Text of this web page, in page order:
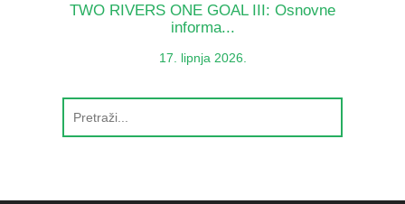
TWO RIVERS ONE GOAL III: Osnovne
informa...
17. lipnja 2026.